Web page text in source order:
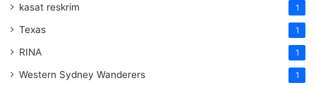
kasat reskrim 1
Texas 1
RINA 1
Western Sydney Wanderers 1